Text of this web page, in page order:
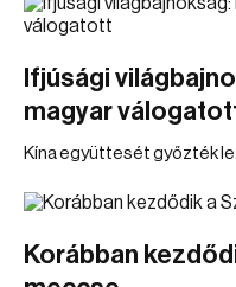
Ifjúsági
magyar
Kína együttesét győzték le.
Korábban